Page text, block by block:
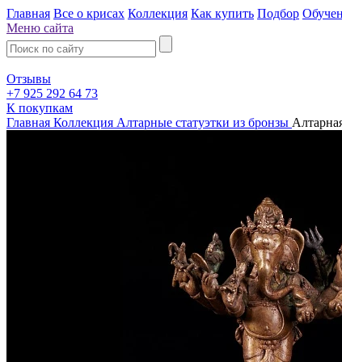
Главная Все о крисах Коллекция Как купить Подбор
Меню сайта
Отзывы
+7 925 292 64 73
К покупкам
Главная Коллекция Алтарные статуэтки из бронзы